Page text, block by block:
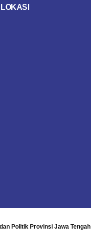
LOKASI
Politik Provinsi Jawa Tengah